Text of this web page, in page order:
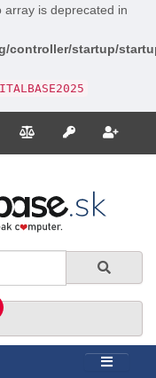
array is deprecated in
controller/startup/
Porovnanie
Prihlásiť sa